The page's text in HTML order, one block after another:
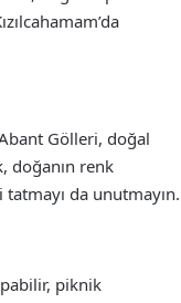
Gölleri, doğal
doğanın renk
da unutmayın.
piknik